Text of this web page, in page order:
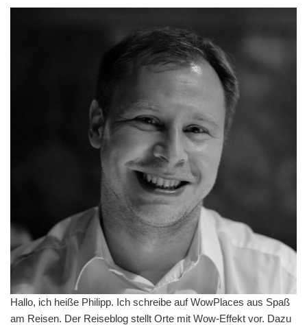
Hallo, ich heiße Philipp. Ich schreibe auf WowPlaces aus Spaß
am Reisen. Der Reiseblog stellt Orte mit Wow-Effekt vor. Dazu